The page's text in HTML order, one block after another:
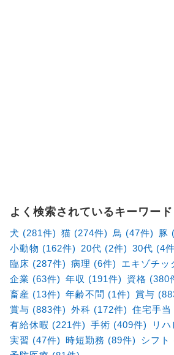
よく検索されているキーワード
犬 (281件) 猫 (274件) 鳥 (47件)
豚
小動物 (162件)
20代 (2件) 30代 (4
臨床 (287件) 病理 (6件)
エキゾチッ
企業 (63件) 年収 (191件) 資格 (380
畜産 (13件) 年齢不問 (1件) 賞与
賞与 (883件) 外科 (172件) 住宅手当
有給休暇 (221件) 手術 (409件)
リ
実習 (47件) 時短勤務 (89件)
シフト